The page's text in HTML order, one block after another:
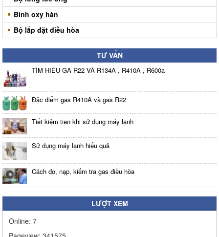
Bình oxy hàn
Bộ lắp đặt điều hòa
TƯ VẤN
TÌM HIỂU GA R22 VÀ R134A , R410A , R600a
Đặc điểm gas R410A và gas R22
Tiết kiệm tiền khi sử dụng máy lạnh
Sử dụng máy lạnh hiểu quả
Cách đo, nạp, kiểm tra gas điều hòa
LƯỢT XEM
Online: 7